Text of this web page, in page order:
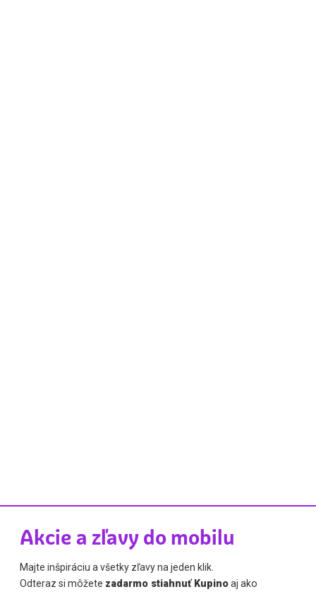
Akcie a zľavy do mobilu
Majte inšpiráciu a všetky zľavy na jeden klik.
Odteraz si môžete zadarmo stiahnuť Kupinoaj ako